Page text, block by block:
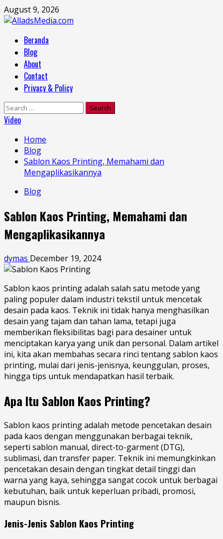
Skip
to
August 9, 2026
MenuBeranda
Blog
About
Contact
Privacy & Policy
Search
for:
Video
Home
Blog
Sablon Kaos Printing, Memahami dan
Mengaplikasikannya
Blog
Sablon Kaos Printing, Memahami dan
Mengaplikasikannya
dymas December 19, 2024
Sablon kaos printing adalah salah satu metode yang
paling populer dalam industri tekstil untuk mencetak
desain pada kaos. Teknik ini tidak hanya menghasilkan
desain yang tajam dan tahan lama, tetapi juga
memberikan fleksibilitas bagi para desainer untuk
menciptakan karya yang unik dan personal. Dalam artikel
ini, kita akan membahas secara rinci tentang sablon kaos
printing, mulai dari jenis-jenisnya, keunggulan, proses,
hingga tips untuk mendapatkan hasil terbaik.
Apa Itu Sablon Kaos Printing?
Sablon kaos printing adalah metode pencetakan desain
pada kaos dengan menggunakan berbagai teknik,
seperti sablon manual, direct-to-garment (DTG),
sublimasi, dan transfer paper. Teknik ini memungkinkan
pencetakan desain dengan tingkat detail tinggi dan
warna yang kaya, sehingga sangat cocok untuk berbagai
kebutuhan, baik untuk keperluan pribadi, promosi,
maupun bisnis.
Jenis-Jenis Sablon Kaos Printing